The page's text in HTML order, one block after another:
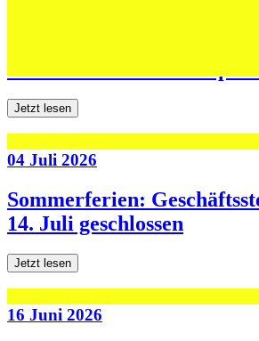
Jetzt lesen
04 Juli 2026
Sommerferien:
14. Juli geschlossen
Jetzt lesen
16 Juni 2026